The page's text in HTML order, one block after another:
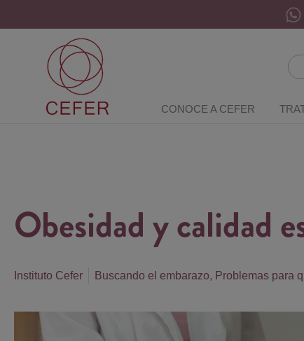
CONOCE A CEFER
Obesidad y calidad
Instituto Cefer Buscando el embarazo, Problemas para